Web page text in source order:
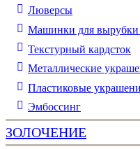
Люверсы
Машинки для
Текстурный кардсток
Металлические
Пластиковые
Эмбоссинг
ЗОЛОЧЕНИЕ